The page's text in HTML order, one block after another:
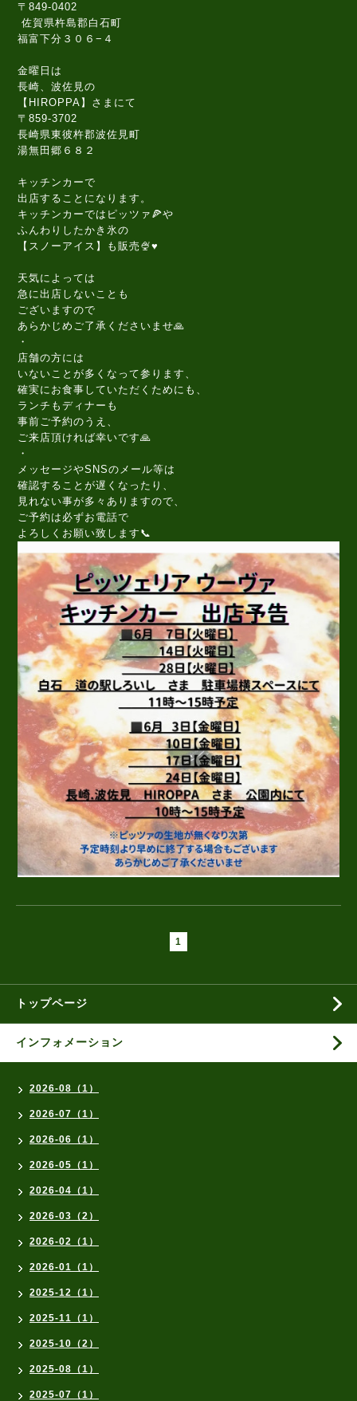
〒849-0402
佐賀県杵島郡白石町
福富下分３０６−４
金曜日は
長崎、波佐見の
【HIROPPA】さまにて
〒859-3702
長崎県東彼杵郡波佐見町
湯無田郷６８２
キッチンカーで
出店することになります。
キッチンカーではピッツァ🍕や
ふんわりしたかき氷の
【スノーアイス】も販売🍨♥️
天気によっては
急に出店しないことも
ございますので
あらかじめご了承くださいませ🙏
・
店舗の方には
いないことが多くなって参ります、
確実にお食事していただくためにも、
ランチもディナーも
事前ご予約のうえ、
ご来店頂ければ幸いです🙏
・
メッセージやSNSのメール等は
確認することが遅くなったり、
見れない事が多々ありますので、
ご予約は必ずお電話で
よろしくお願い致します📞
1
トップページ
インフォメーション
2026-08（1）
2026-07（1）
2026-06（1）
2026-05（1）
2026-04（1）
2026-03（2）
2026-02（1）
2026-01（1）
2025-12（1）
2025-11（1）
2025-10（2）
2025-08（1）
2025-07（1）